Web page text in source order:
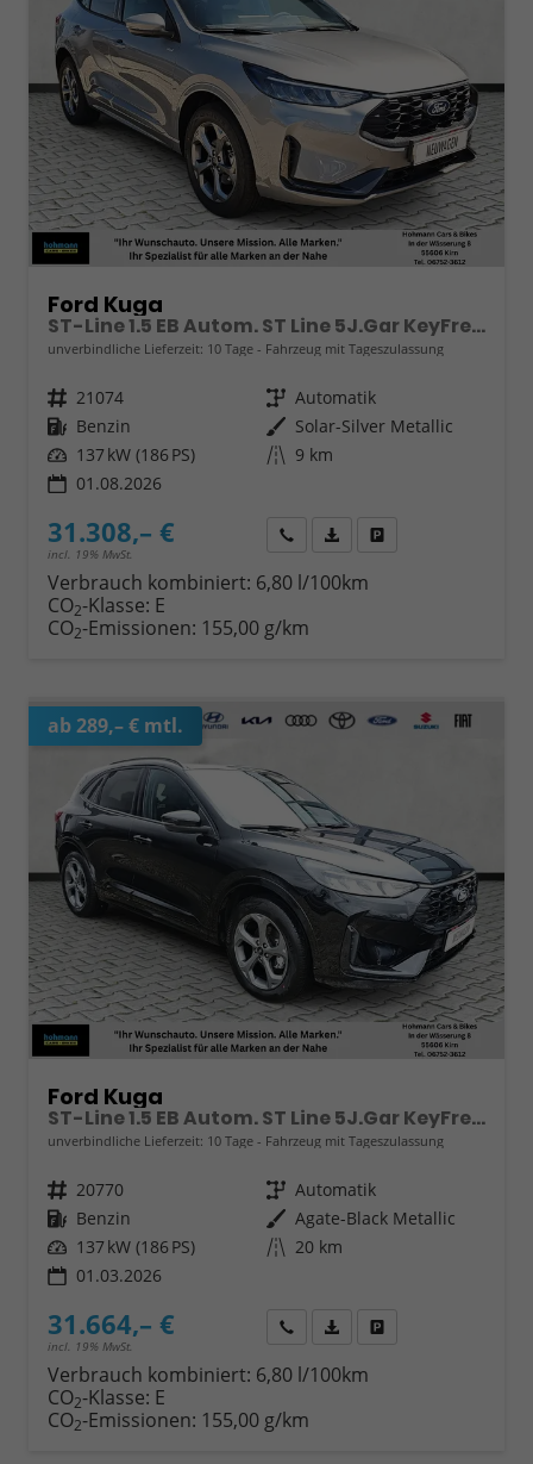
Ford Kuga
ST-Line 1.5 EB Autom. ST Line 5J.Gar KeyFree Kamera
unverbindliche Lieferzeit: 10 Tage Fahrzeug mit Tageszulassung
Fahrzeugnr. 21074 Getriebe Automatik
Kraftstoff Benzin Außenfarbe Solar-Silver Metallic
Leistung 137 kW (186 PS) Kilometerstand 9 km
01.08.2026
31.308,– €
incl. 19% MwSt.
Wir rufen Sie anFahrzeugexposé (PDF)
Verbrauch kombiniert: 6,80 l/100km
CO2-Klasse: E
CO2-Emissionen: 155,00 g/km
ab 289,– € mtl.
Ford Kuga
ST-Line 1.5 EB Autom. ST Line 5J.Gar KeyFree Kamera
unverbindliche Lieferzeit: 10 Tage Fahrzeug mit Tageszulassung
Fahrzeugnr. 20770 Getriebe Automatik
Kraftstoff Benzin Außenfarbe Agate-Black Metallic
Leistung 137 kW (186 PS) Kilometerstand 20 km
01.03.2026
31.664,– €
incl. 19% MwSt.
Wir rufen Sie anFahrzeugexposé (PDF)
Verbrauch kombiniert: 6,80 l/100km
CO2-Klasse: E
CO2-Emissionen: 155,00 g/km